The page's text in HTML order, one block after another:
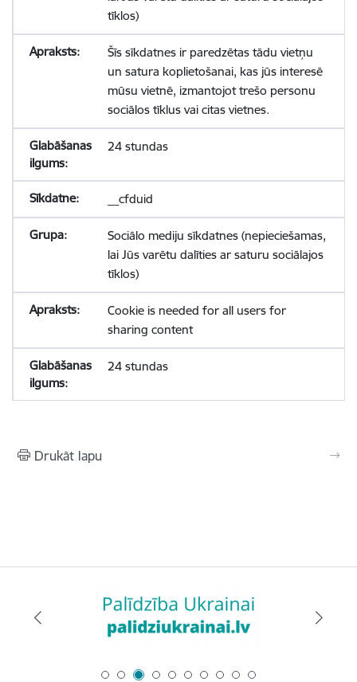
tīklos)
Šīs sīkdatnes ir paredzētas tādu vietņu
un satura koplietošanai, kas jūs interesē
mūsu vietnē, izmantojot trešo personu
sociālos tīklus vai citas vietnes.
24 stundas
__cfduid
Sociālo mediju sīkdatnes (nepieciešamas,
lai Jūs varētu dalīties ar saturu sociālajos
tīklos)
Cookie is needed for all users for
sharing content
24 stundas
Drukāt lapu